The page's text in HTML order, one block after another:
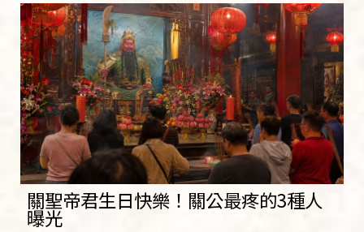
關聖帝君生日快樂！關公最疼的3種人
曝光